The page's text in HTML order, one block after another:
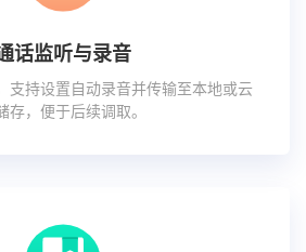
话监听与录音
支持设置自动录音并传输至本地或云
存，便于后续调取。